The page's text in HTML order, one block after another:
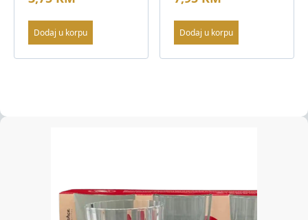
Dodaj u korpu Dodaj u korpu